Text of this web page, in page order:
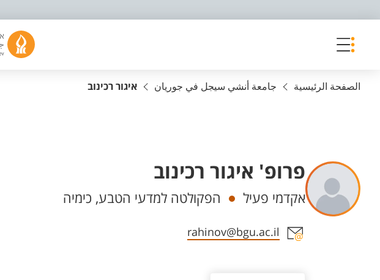
الصفحة الرئيسية جامعة أنشي سيجل في جوريان איגור רכינוב
פרופ' איגור רכינוב
Departments
אקדמי פעיל הפקולטה למדעי הטבע, כימיה
Staff member contact section
rahinov@bgu.ac.il